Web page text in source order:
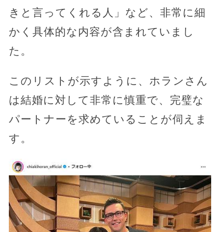
きと言ってくれる人」など、非常に細
かく具体的な内容が含まれていまし
た。
このリストが示すように、ホランさん
は結婚に対して非常に慎重で、完璧な
パートナーを求めていることが伺えま
す。